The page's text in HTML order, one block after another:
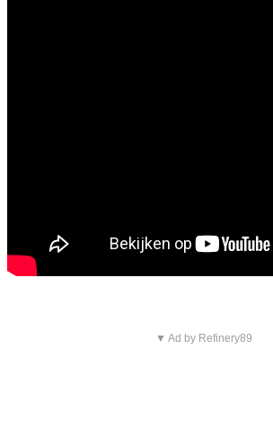
▼ Ad by Refinery89